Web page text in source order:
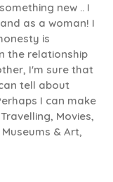
new .. I
as a woman! I
is
the relationship
I'm sure that
tell about
I can make
Movies,
& Art,